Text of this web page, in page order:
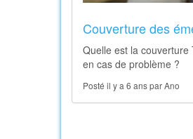
Couverture des
Quelle est la
en cas de problème ?
Posté il y a 6 ans par Ano